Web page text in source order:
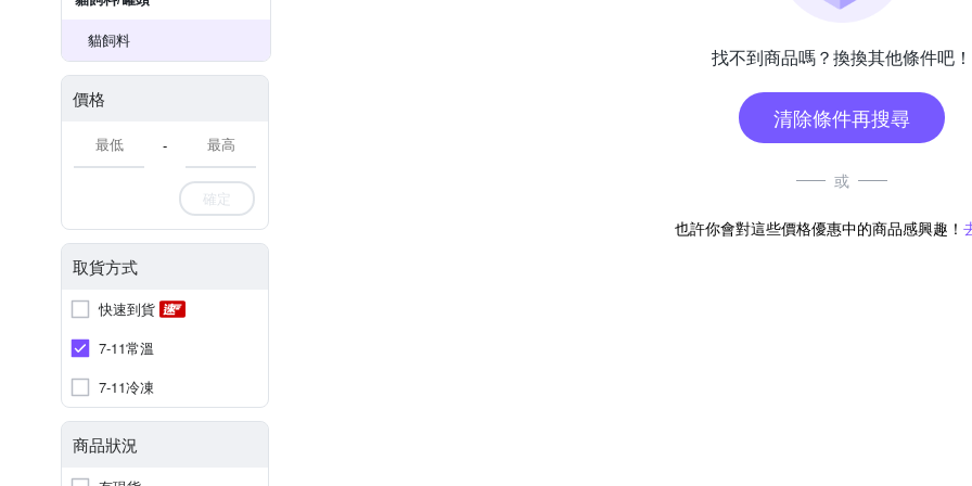
貓飼料
價格
-
確定
取貨方式
快速到貨
7-11常溫
7-11冷凍
商品狀況
找不到商品嗎？換換其他條件吧！
清除條件再搜尋
或
也許你會對這些價格優惠中的商品感興趣！